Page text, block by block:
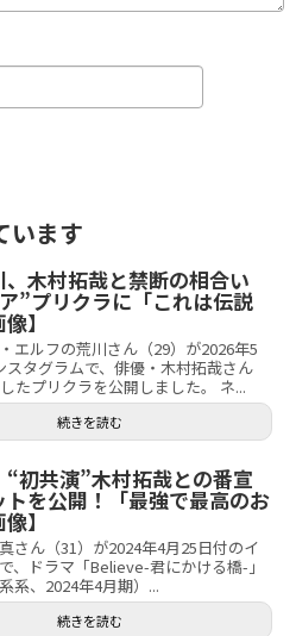
います
、木村拓哉と禁断の相合い
”プリクラに「これは伝説
】
エルフの荒川さん（29）が2026年5
スタグラムで、俳優・木村拓哉さん
したプリクラを公開しました。 ネ...
続きを読む
初共演”木村拓哉との番宣
トを公開！「最強で最高のお
】
さん（31）が2024年4月25日付のイ
、ドラマ「Believe-君にかける橋-」
系、2024年4月期）...
続きを読む